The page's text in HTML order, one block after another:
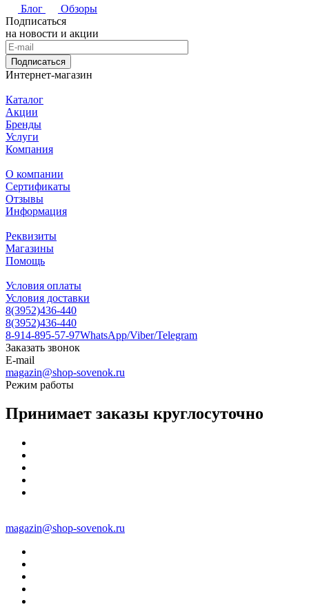
Блог
Обзоры
Подписаться
на новости и акции
Подписаться
Интернет-магазин
Каталог
Акции
Бренды
Услуги
Компания
О компании
Сертификаты
Отзывы
Информация
Реквизиты
Магазины
Помощь
Условия оплаты
Условия доставки
8(3952)436-440
8(3952)436-440
8-914-895-57-97WhatsApp/Viber/Telegram
Заказать звонок
E-mail
magazin@shop-sovenok.ru
Режим работы
Принимает заказы круглосуточно
magazin@shop-sovenok.ru